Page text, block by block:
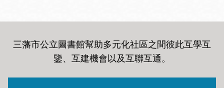
三藩市公立圖書館幫助多元化社區之間彼此互學互
鑒、互建機會以及互聯互通 。